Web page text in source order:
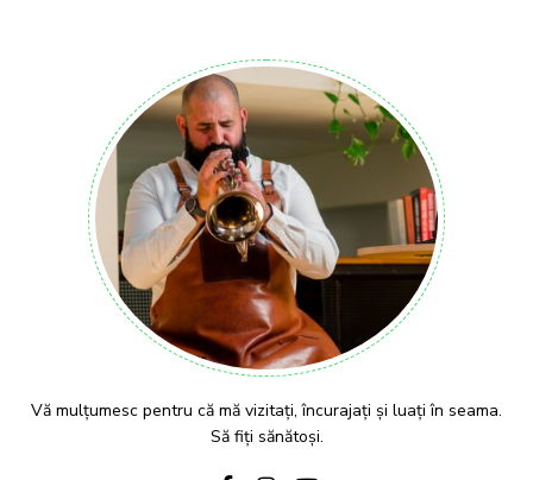
Vă mulțumesc pentru că mă vizitați, încurajați și luați în seama.
Să fiți sănătoși.